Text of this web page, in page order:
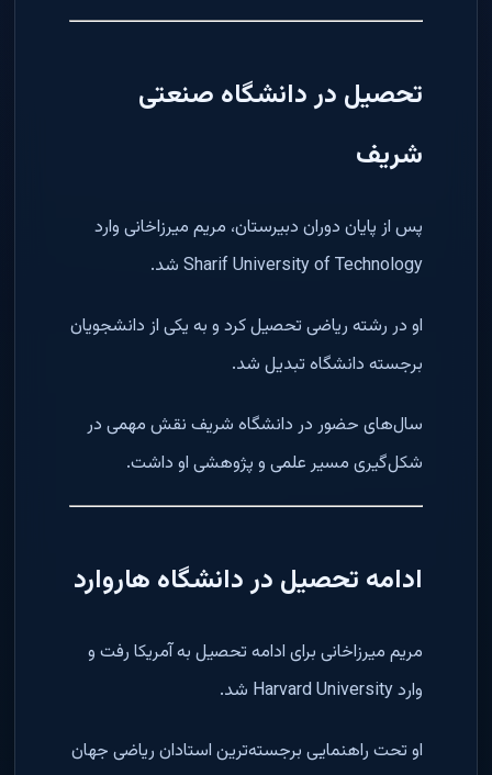
تحصیل در دانشگاه صنعتی
شریف
پس از پایان دوران دبیرستان، مریم میرزاخانی وارد
Sharif University of Technology شد.
او در رشته ریاضی تحصیل کرد و به یکی از دانشجویان
برجسته دانشگاه تبدیل شد.
سال‌های حضور در دانشگاه شریف نقش مهمی در
شکل‌گیری مسیر علمی و پژوهشی او داشت.
ادامه تحصیل در دانشگاه هاروارد
مریم میرزاخانی برای ادامه تحصیل به آمریکا رفت و
وارد Harvard University شد.
او تحت راهنمایی برجسته‌ترین استادان ریاضی جهان